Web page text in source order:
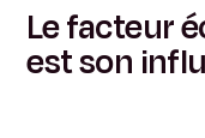
Le facteur
est son